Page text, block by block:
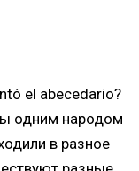
el abecedario?
одним народом
в разное